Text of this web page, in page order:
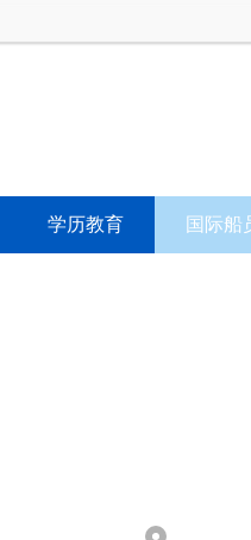
学历教育 国际船